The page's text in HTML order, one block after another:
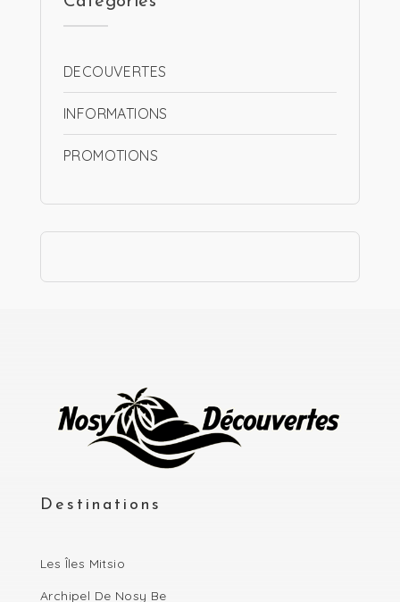
DECOUVERTES
INFORMATIONS
PROMOTIONS
Destinations
Les Îles Mitsio
Archipel De Nosy Be